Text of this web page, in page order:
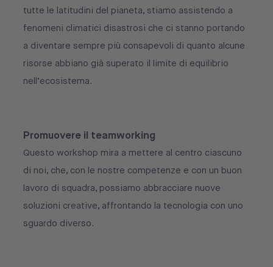
tutte le latitudini del pianeta, stiamo assistendo a
fenomeni climatici disastrosi che ci stanno portando
a diventare sempre più consapevoli di quanto alcune
risorse abbiano già superato il limite di equilibrio
nell’ecosistema.
Promuovere il teamworking
Questo workshop mira a mettere al centro ciascuno
di noi, che, con le nostre competenze e con un buon
lavoro di squadra, possiamo abbracciare nuove
soluzioni creative, affrontando la tecnologia con uno
sguardo diverso.